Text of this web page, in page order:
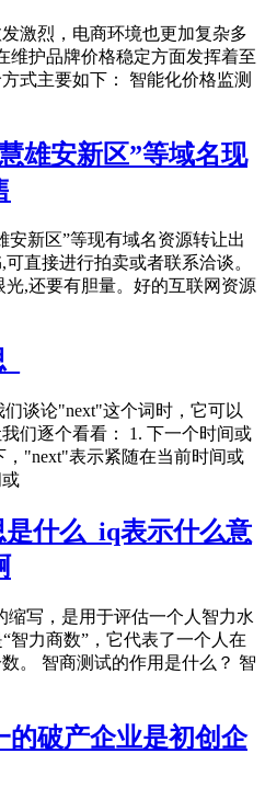
激烈，电商环境也更加复杂多
维护品牌价格稳定方面发挥着至
式主要如下： 智能化价格监测
雄安新区”等域名现
安新区”等现有域名资源转让出
直接进行拍卖或者联系洽谈。
,还要有胆量。好的互联网资源
谈论"next"这个词时，它可以
们逐个看看： 1. 下一个时间或
"next"表示紧随在当前时间或
什么_iq表示什么意
缩写，是用于评估一个人智力水
智力商数”，它代表了一个人在
。 智商测试的作用是什么？ 智
的破产企业是初创企